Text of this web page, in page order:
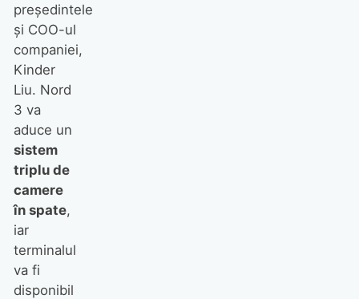
preşedintele
şi COO-ul
companiei,
Kinder
Liu. Nord
3 va
aduce un
sistem
triplu de
camere
în spate,
iar
terminalul
va fi
disponibil